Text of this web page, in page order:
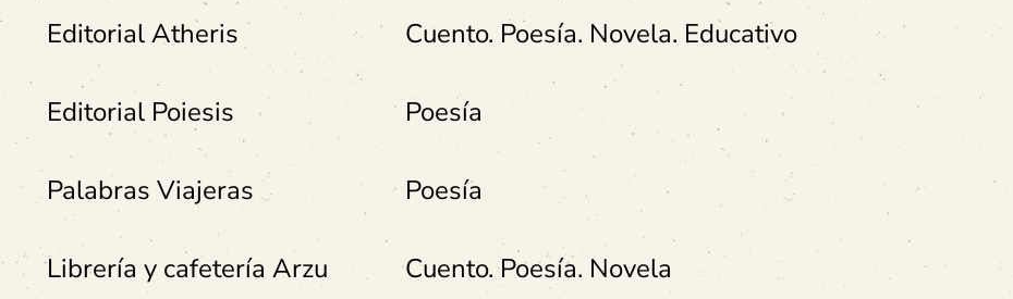
Editorial Atheris Cuento. Poesía. Novela. Educativo
Editorial Poiesis Poesía
Palabras Viajeras Poesía
Librería y cafetería Arzu Cuento. Poesía. Novela